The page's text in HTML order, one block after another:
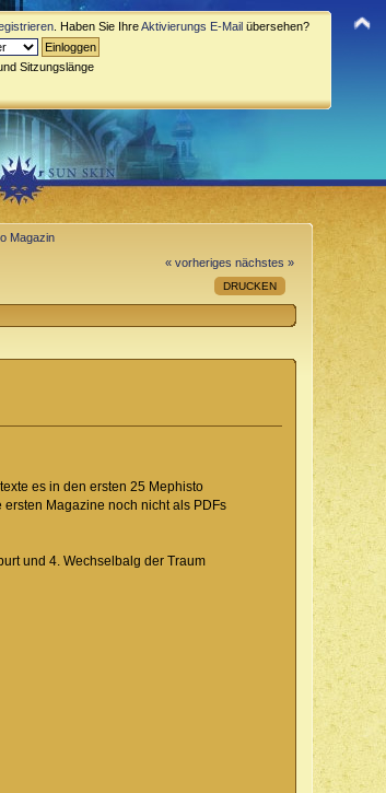
. Haben Sie IhreAktivierungs E-Mail übersehen?
Sitzungslänge
Magazin
« vorheriges nächstes »
DRUCKEN
es in den ersten 25 Mephisto
Magazine noch nicht als PDFs
und 4. Wechselbalg der Traum